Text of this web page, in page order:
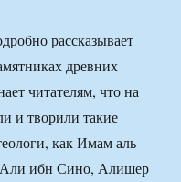
рассказывает
древних
читателям, что на
и творили такие
как Имам аль-
ибн Сино, Алишер